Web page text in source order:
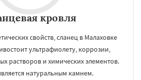
кровля
свойств, сланец в Малаховке
ультрафиолету, коррозии,
растворов и химических элементов.
натуральным камнем.